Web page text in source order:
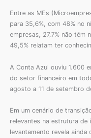
Entre as MEs
para 35,6%, com 48% no
empresas, 27,7% não têm
49,5% relatam ter
A Conta Azul ouviu 1.600
do setor financeiro em
agosto a 11 de setembro
Em um cenário de
relevantes na estrutura
levantamento revela ainda